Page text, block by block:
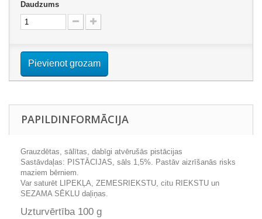
Daudzums
Pievienot grozam
PAPILDINFORMĀCIJA
Grauzdētas, sālītas, dabīgi atvērušās pistācijas
Sastāvdaļas: PISTĀCIJAS, sāls 1,5%. Pastāv aizrīšanās risks
maziem bērniem.
Var saturēt LIPEKĻA, ZEMESRIEKSTU, citu RIEKSTU un
SEZAMA SĒKLU daļiņas.
Uzturvērtība 100 g